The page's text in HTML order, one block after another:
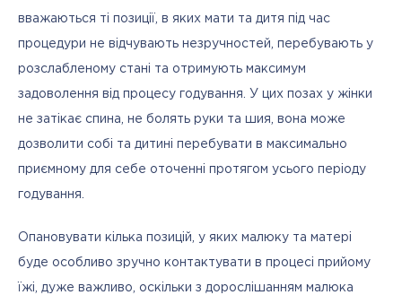
вважаються ті позиції, в яких мати та дитя під час
процедури не відчувають незручностей, перебувають у
розслабленому стані та отримують максимум
задоволення від процесу годування. У цих позах у жінки
не затікає спина, не болять руки та шия, вона може
дозволити собі та дитині перебувати в максимально
приємному для себе оточенні протягом усього періоду
годування.
Опановувати кілька позицій, у яких малюку та матері
буде особливо зручно контактувати в процесі прийому
їжі, дуже важливо, оскільки з дорослішанням малюка